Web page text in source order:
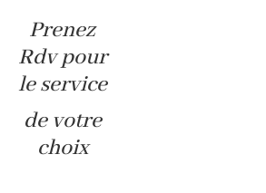
Prenez
Rdv pour
le service
de votre
choix